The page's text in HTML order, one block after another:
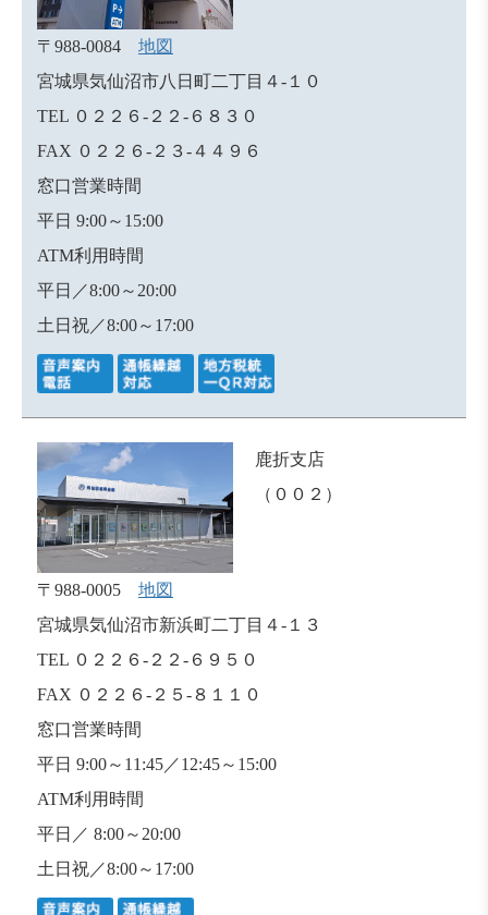
〒988-0084 地図
宮城県気仙沼市八日町二丁目４-１０
TEL ０２２６-２２-６８３０
FAX ０２２６-２３-４４９６
窓口営業時間
平日 9:00～15:00
ATM利用時間
平日／8:00～20:00
土日祝／8:00～17:00
鹿折支店
（００２）
〒988-0005 地図
宮城県気仙沼市新浜町二丁目４-１３
TEL ０２２６-２２-６９５０
FAX ０２２６-２５-８１１０
窓口営業時間
平日 9:00～11:45／12:45～15:00
ATM利用時間
平日／ 8:00～20:00
土日祝／8:00～17:00